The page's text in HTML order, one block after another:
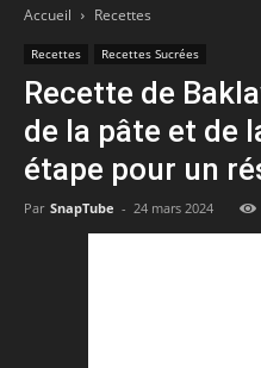
Accueil Recettes
Recettes Recettes Sucrées
Recette de
de la pâte et de
étape pour un
Par SnapTube - 24 mars 2024